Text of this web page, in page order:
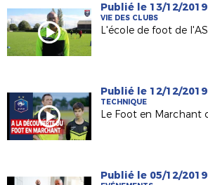
Publié le 13/12/2019
VIE DES CLUBS
Publié le 12/12/2019
TECHNIQUE
Publié le 05/12/2019